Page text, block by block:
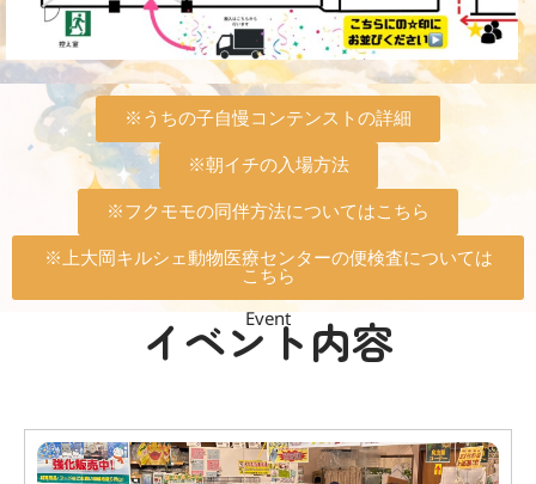
※うちの子自慢コンテンストの詳細
※朝イチの入場方法
※フクモモの同伴方法についてはこちら
※上大岡キルシェ動物医療センターの便検査については
こちら
Event
イベント内容